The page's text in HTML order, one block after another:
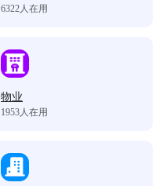
6322 人在用
物业
1953 人在用